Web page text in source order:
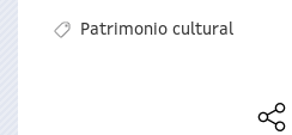
Patrimonio cultural